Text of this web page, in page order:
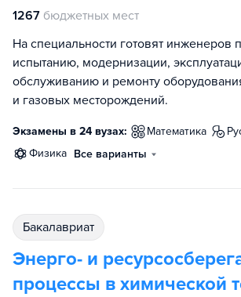
1267 бюджетных мест
На специальности готовят инженеров
испытанию, модернизации,
обслуживанию и ремонту
и газовых месторождений.
Экзамены в 24 вузах: математика
физика Все варианты
бакалавриат
Энерго- и
процессы в химической